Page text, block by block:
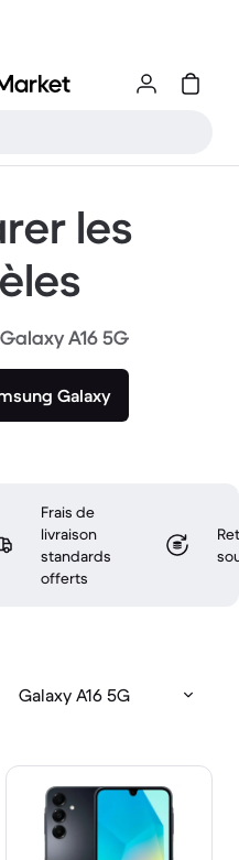
les
A16 5G
Galaxy
Frais de
livraison
standards
offerts
Galaxy A16 5G